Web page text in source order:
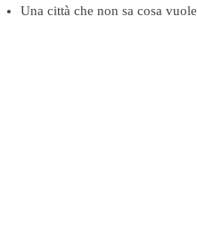
Una città che non sa cosa vuole